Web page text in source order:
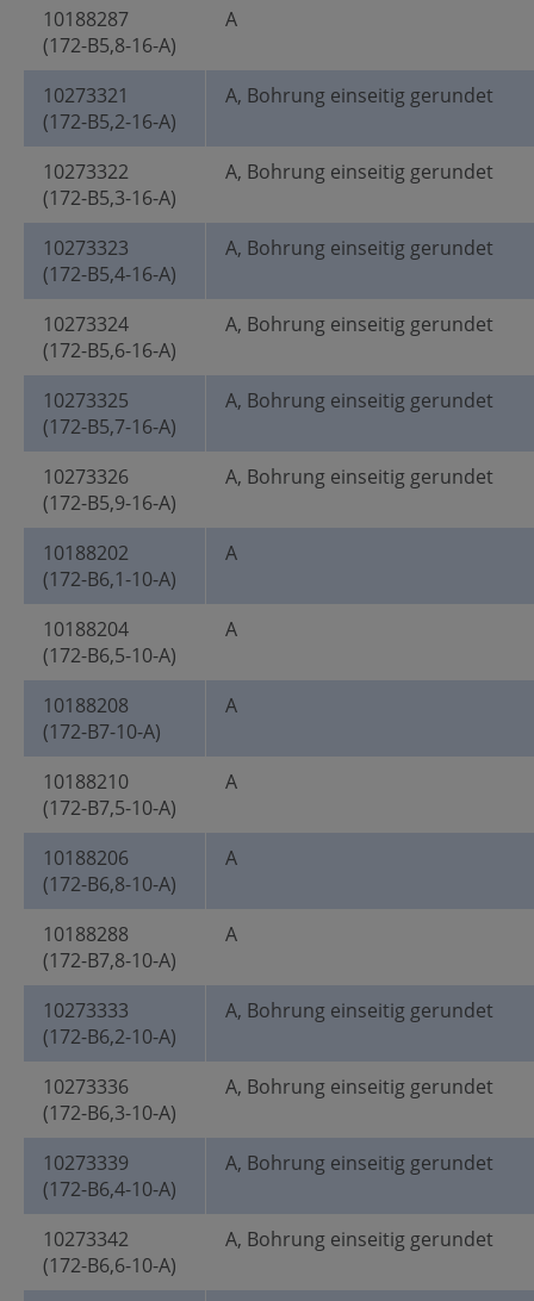
10188287
(172-B5,8-16-A)
A
10273321
(172-B5,2-16-A)
A, Bohrung einseitig gerundet
10273322
(172-B5,3-16-A)
A, Bohrung einseitig gerundet
10273323
(172-B5,4-16-A)
A, Bohrung einseitig gerundet
10273324
(172-B5,6-16-A)
A, Bohrung einseitig gerundet
10273325
(172-B5,7-16-A)
A, Bohrung einseitig gerundet
10273326
(172-B5,9-16-A)
A, Bohrung einseitig gerundet
10188202
(172-B6,1-10-A)
A
10188204
(172-B6,5-10-A)
A
10188208
(172-B7-10-A)
A
10188210
(172-B7,5-10-A)
A
10188206
(172-B6,8-10-A)
A
10188288
(172-B7,8-10-A)
A
10273333
(172-B6,2-10-A)
A, Bohrung einseitig gerundet
10273336
(172-B6,3-10-A)
A, Bohrung einseitig gerundet
10273339
(172-B6,4-10-A)
A, Bohrung einseitig gerundet
10273342
(172-B6,6-10-A)
A, Bohrung einseitig gerundet